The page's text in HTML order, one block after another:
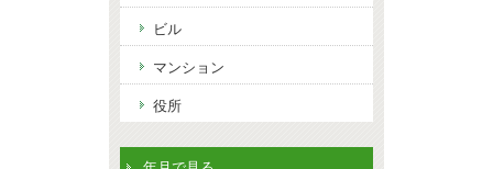
ビル
マンション
役所